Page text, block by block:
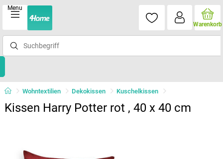
Menu
Warenkorb
Wohntextilien Dekokissen Kuschelkissen
Kissen Harry Potter rot , 40 x 40 cm